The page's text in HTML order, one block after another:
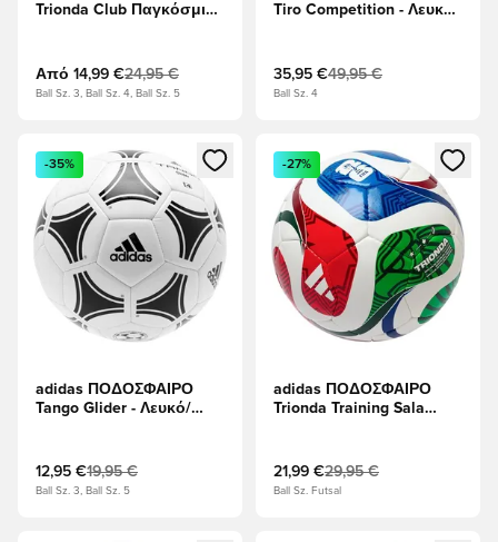
Trionda Club Παγκόσμιο
Από 14,99 €24,95 €
Ball Sz. 3, Ball Sz. 4, Ball Sz. 5
Tiro Competition - Λευκό/
35,95 €49,95 €
Ball Sz. 4
Ανοίγει ένα Modal για να συνδεθείτε ή να εγγραφείτε ως
-35%
adidas ΠΟΔΟΣΦΑΙΡΟ
Tango Glider - Λευκό/
12,95 €19,95 €
Ball Sz. 3, Ball Sz. 5
Ανοίγει ένα Modal για να
-27%
adidas ΠΟΔΟΣΦΑΙΡΟ
Trionda Training Sala
Μπλε/Κόκκινο ρεύμα
21,99 €29,95 €
Ball Sz. Futsal